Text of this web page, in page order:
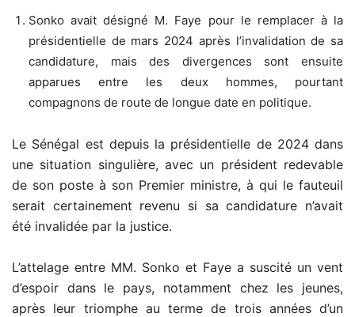
Sonko avait désigné M. Faye pour le remplacer à la
présidentielle de mars 2024 après l’invalidation de sa
candidature, mais des divergences sont ensuite
apparues entre les deux hommes, pourtant
compagnons de route de longue date en politique.
Le Sénégal est depuis la présidentielle de 2024 dans
une situation singulière, avec un président redevable
de son poste à son Premier ministre, à qui le fauteuil
serait certainement revenu si sa candidature n’avait
été invalidée par la justice.
L’attelage entre MM. Sonko et Faye a suscité un vent
d’espoir dans le pays, notamment chez les jeunes,
après leur triomphe au terme de trois années d’un